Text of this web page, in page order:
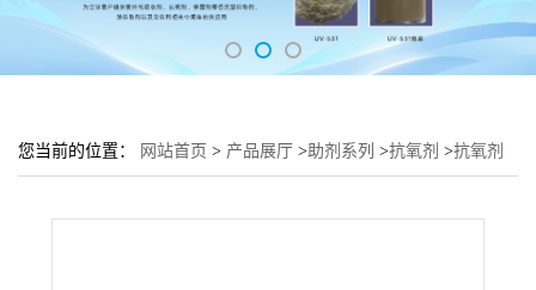
您当前的位置： 网站首页 > 产品展厅 >助剂系列 >抗氧剂 >抗氧剂